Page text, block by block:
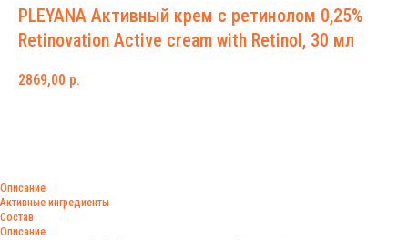
PLEYANA Активный крем с ретинолом 0,25%
Retinovation Active cream with Retinol, 30 мл
2869,00 р.
Описание
Активные ингредиенты
Состав
Описание